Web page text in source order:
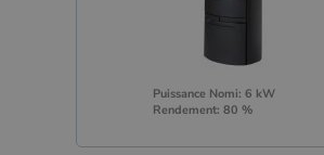
Puissance Nomi: 6 kW
Rendement: 80 %